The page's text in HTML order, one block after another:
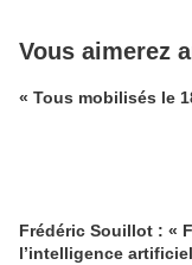
Vous aimerez
« Tous mobilisés le
Frédéric Souillot : «
l’intelligence